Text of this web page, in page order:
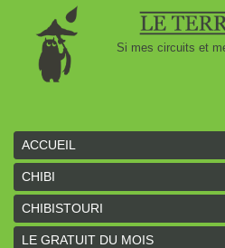
Si mes circuits et
ACCUEIL
CHIBI
CHIBISTOURI
LE GRATUIT DU MOIS